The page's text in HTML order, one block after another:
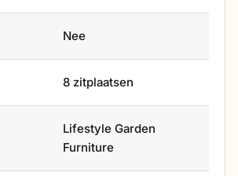
Nee
8 zitplaatsen
Lifestyle Garden
Furniture